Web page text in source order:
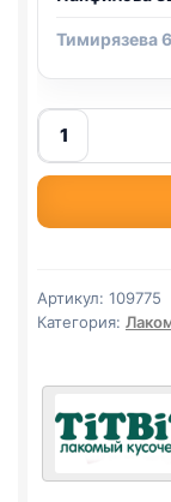
Тимирязева
Количество
товара
TitBit
пластинки
300г
Артикул: 109775
Категория: